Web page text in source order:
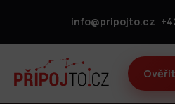
info@pripojto.cz